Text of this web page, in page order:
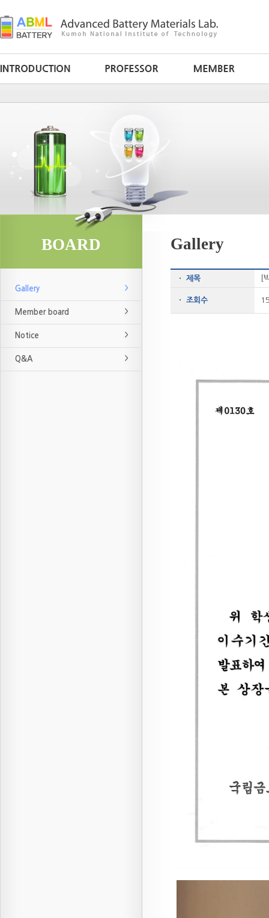
BOARD
Gallery
Member board
Notice
Q&A
Gallery
ㆍ 제목 [
ㆍ 조회수